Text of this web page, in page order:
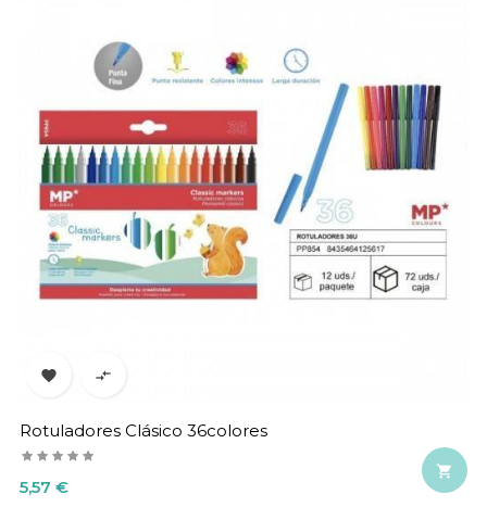
 
Rotuladores Clásico 36colores
Precio
5,57 €
